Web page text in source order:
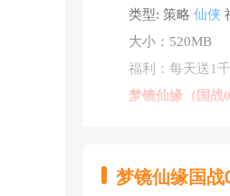
类型: 策略 仙侠
大小：520MB
福利：每天送1
梦镜仙缘（国战
★【免费福利】
梦镜仙缘国